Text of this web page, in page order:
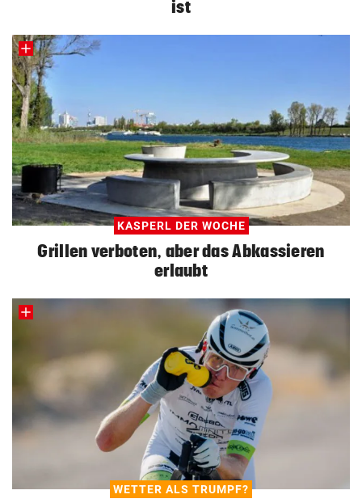
ist
KASPERL DER WOCHE
Grillen verboten, aber das Abkassieren
erlaubt
WETTER ALS TRUMPF?